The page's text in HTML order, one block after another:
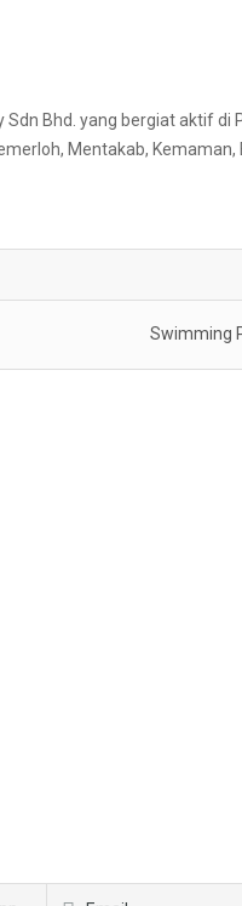
Sdn Bhd. yang bergiat aktif di
Mentakab,
Swimming